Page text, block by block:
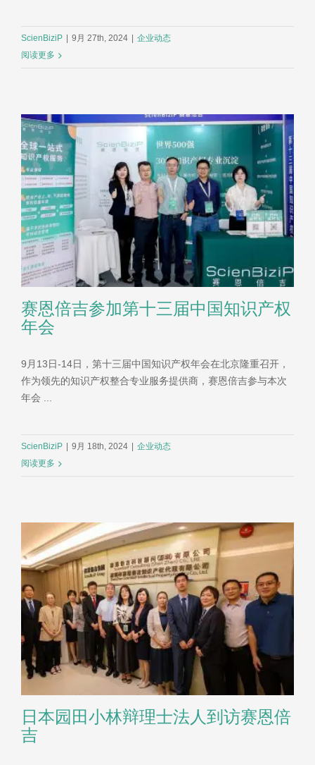
ScienBiziP 9月 27th, 2024
企业动态
阅读更多
赛恩倍吉参加第十三届中国知识产权
年会
9月13日-14日，第十三届中国知识产权年会在北京隆重召开，
作为领先的知识产权整合专业服务提供商，赛恩倍吉参与本次
年会 ...
ScienBiziP 9月 18th, 2024
企业动态
阅读更多
日本园田小林辩理士法人到访赛恩倍
吉